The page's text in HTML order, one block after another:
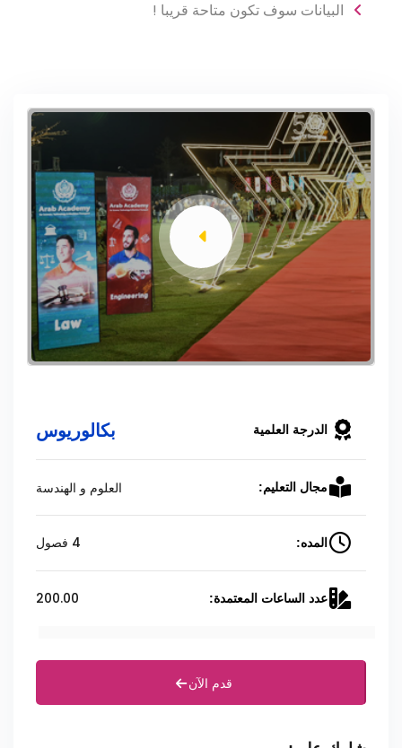
البيانات سوف تكون متاحة قريبا !
الدرجة العلمية بكالوريوس
مجال التعليم: العلوم و الهندسة
المده: 4 فصول
عدد الساعات المعتمدة: 200.00
قدم الآن